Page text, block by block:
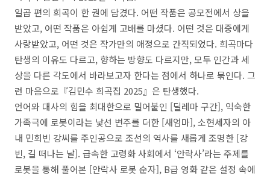
일곱 편의 희곡이 한 권에 담겼다. 어떤 작품은 공모전에서 상을
받았고, 어떤 작품은 아쉽게 고배를 마셨다. 어떤 것은 대중에게
사랑받았고, 어떤 것은 작가만의 애정으로 간직되었다. 희곡마다
탄생의 이유도 다르고, 향하는 방향도 다르지만,모두 인간과 세
상을 다른 각도에서 바라보고자 한다는 점에서 하나로 묶인다. 그
런 마음으로 『김민수 희곡집 2025』 은 탄생했다.
언어와 대사의 힘을 최대한으로 밀어붙인 [딜레마 구간], 익숙한
가족극에 로봇이라는 낯선 변주를 더한 [새엄마],소현세자의 아
내 민회빈 강씨를 주인공으로 조선의 역사를 새롭게 조명한 [강
빈, 길 떠나는 날]. 급속한 고령화 사회에서 ‘안락사’라는 주제를
로봇을 통해 풀어본 [안락사 로봇 순자], B급 영화 같은 설정 속에